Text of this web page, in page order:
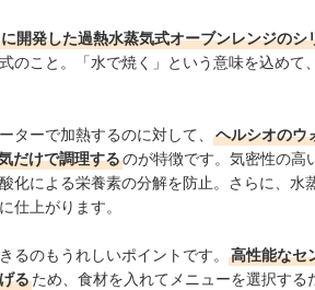
開発した過熱水蒸気式オーブンレンジのシ
のこと。「水で焼く」という意味を込めて
ターで加熱するのに対して、
ヘルシオのウ
だけで調理するのが特徴です。気密性の高
化による栄養素の分解を防止。さらに、水
仕上がります。
るのもうれしいポイントです。
高性能なセ
るため、食材を入れてメニューを選択す